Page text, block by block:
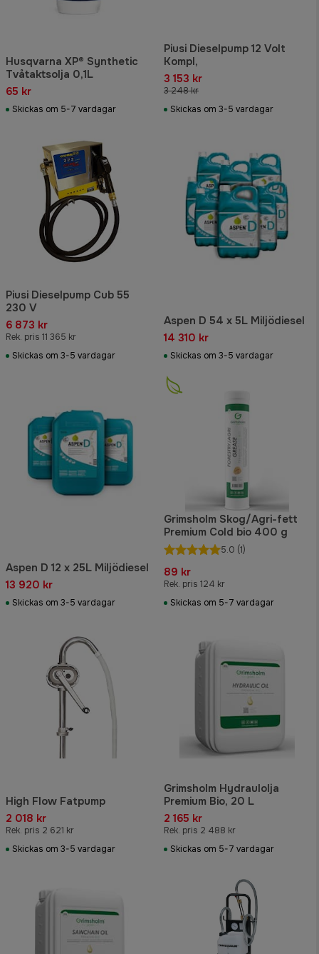
Husqvarna XP® Synthetic
Tvåtaktsolja 0,1L
65 kr
Skickas om 5-7 vardagar
Piusi Dieselpump 12 Volt
Kompl,
3 153 kr
3 248 kr
Skickas om 3-5 vardagar
Piusi Dieselpump Cub 55
230 V
6 873 kr
Rek. pris 11 365 kr
Skickas om 3-5 vardagar
Aspen D 54 x 5L Miljödiesel
14 310 kr
Skickas om 3-5 vardagar
Aspen D 12 x 25L Miljödiesel
13 920 kr
Skickas om 3-5 vardagar
Grimsholm Skog/Agri-fett
Premium Cold bio 400 g
5.0 (1)
89 kr
Rek. pris 124 kr
Skickas om 5-7 vardagar
High Flow Fatpump
2 018 kr
Rek. pris 2 621 kr
Skickas om 3-5 vardagar
Grimsholm Hydraulolja
Premium Bio, 20 L
2 165 kr
Rek. pris 2 488 kr
Skickas om 5-7 vardagar